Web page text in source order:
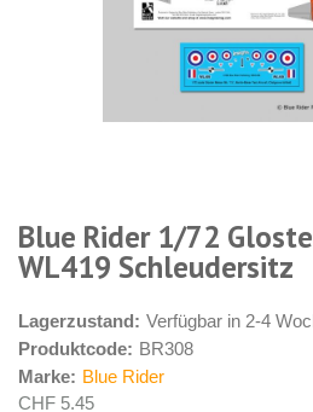
Blue Rider 1/72
WL419 Schleudersitz
Lagerzustand: Verfügbar in 2-4
Produktcode: BR308
Marke: Blue Rider
CHF 5.45